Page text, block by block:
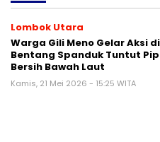
Lombok Utara
Warga Gili Meno Gelar Aksi
Bentang Spanduk Tuntut
Bersih Bawah Laut
Kamis, 21 Mei 2026 - 15:25 WITA